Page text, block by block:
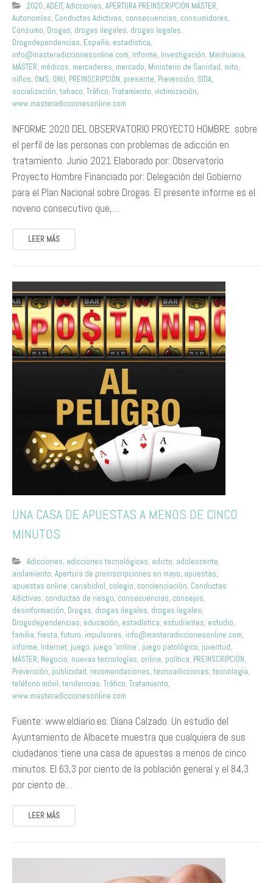
2020, ADEIT, Adicciones, APERTURA PREINSCRIPCIÓN MÁSTER,
Autonomías, Conductas Adictivas, consecuencias, consumidores,
Consumo, Drogas, drogas ilegales, drogas legales,
Drogodependencias, España, estadística,
info@masteradiccionesonline.com, informe, Investigación, Marihuana,
MÁSTER, médicos, mercaderes, mercado, Ministerio de Sanidad, mito,
niños, OMS, ONU, PREINSCRIPCIÓN, presente, Prevención, SIDA,
socialización, tabaco, Tráfico, Tratamiento, victimización,
www.masteradiccionesonline.com
INFORME 2020 DEL OBSERVATORIO PROYECTO HOMBRE sobre
el perfil de las personas con problemas de adicción en
tratamiento. Junio 2021 Elaborado por: Observatorio
Proyecto Hombre Financiado por: Delegación del Gobierno
para el Plan Nacional sobre Drogas. El presente informe es el
noveno consecutivo que,…
LEER MÁS
UNA CASA DE APUESTAS A MENOS DE CINCO
MINUTOS
Adicciones, adicciones tecnológicas, adicto, adolescente,
aislamiento, Apertura de preinscripciones en mayo, apuestas,
apuestas online, canabidiol, colegio, concienciación, Conductas
Adictivas, conductas de riesgo, consecuencias, consejos,
desinformación, Drogas, drogas ilegales, drogas legales,
Drogodependencias, educación, estadística, estudiantes, estudio,
familia, fiesta, futuro, impulsores, info@masteradiccionesonline.com,
informe, Internet, juego, juego 'online', juego patológico, juventud,
MÁSTER, Negocio, nuevas tecnologías, online, política, PREINSCRIPCIÓN,
Prevención, publicidad, recomendaciones, tecnoadicciones, tecnología,
teléfono móvil, tendencias, Tráfico, Tratamiento,
www.masteradiccionesonline.com
Fuente: www.eldiario.es. Diana Calzado. Un estudio del
Ayuntamiento de Albacete muestra que cualquiera de sus
ciudadanos tiene una casa de apuestas a menos de cinco
minutos. El 63,3 por ciento de la población general y el 84,3
por ciento de…
LEER MÁS